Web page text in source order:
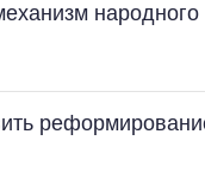
народного